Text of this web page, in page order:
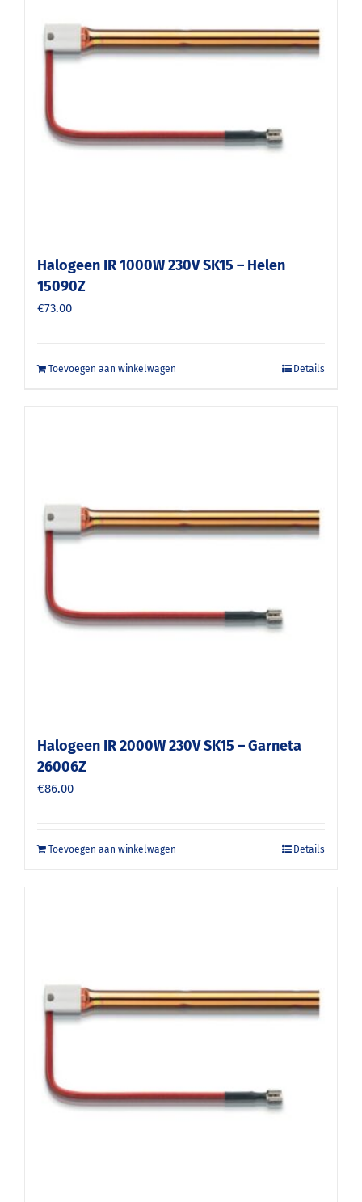
Halogeen IR 1000W 230V SK15 – Helen
15090Z
€73.00
Toevoegen aan winkelwagen Details
Halogeen IR 2000W 230V SK15 – Garneta
26006Z
€86.00
Toevoegen aan winkelwagen Details